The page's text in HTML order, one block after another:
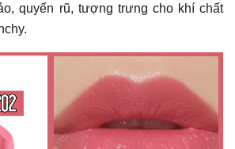
quyến rũ, tượng trưng cho khí chất